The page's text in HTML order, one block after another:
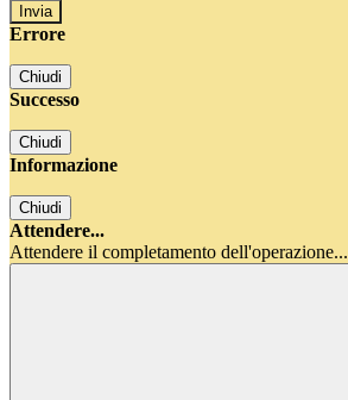
Errore
Chiudi
Successo
Chiudi
Informazione
Chiudi
Attendere...
Attendere il completamento dell'operazione...